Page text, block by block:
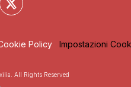
Policy Impostazioni
All Rights Reserved